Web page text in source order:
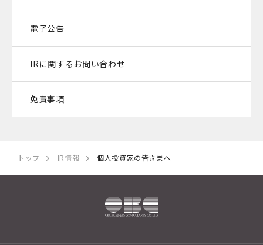
トップ IR情報 個人投資家の皆さまへ
電子公告
IRに関するお問い合わせ
免責事項